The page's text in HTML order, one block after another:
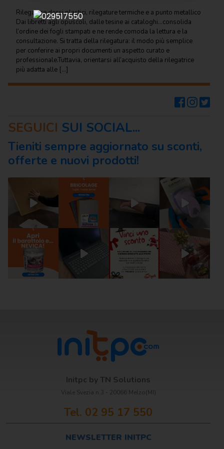
Regalo
Cancelleria
per ufficio
Carta
per
ufficio
stampanti
Informatica
Macchine
Prodotti
per
comunità
Scrittura e
correzione
Scuola
Rilegature dorsi plastici, rilegature termiche e a punto metallico
Dai libretti agli opuscoli, dalle tesine ai cataloghi…consolida
l’ordine dei fogli stampati e ne rende comoda la lettura e la
consultazione. Si tratta della rilegatura: il modo più semplice
per conferire ai propri documenti un aspetto curato e
professionale.Tuttavia, orientarsi all’acquisto della rilegatrice
più adatta alle […]
SEGUICI SUI SOCIAL...
Tieniti sempre aggiornato su sconti,
offerte e nuovi prodotti!
Initpc by TN Solutions
Viale Svezia n.3 - 20066 Melzo(MI)
Tel. 02 95 17 550
NEWSLETTER INITPC